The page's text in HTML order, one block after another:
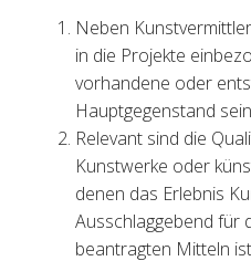
Neben
in die Projekte
vorhandene oder
Hauptgegenstand
Relevant sind die
Kunstwerke oder
denen das Erlebnis
Ausschlaggebend für
beantragten Mitteln